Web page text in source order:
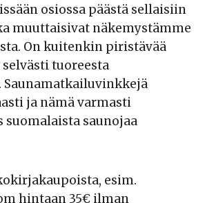
osiossa päästä sellaisiin
muuttaisivat näkemystämme
On kuitenkin piristävää
tuoreesta
ja nämä varmasti
saunojaa
esim.
hintaan 35€ ilman